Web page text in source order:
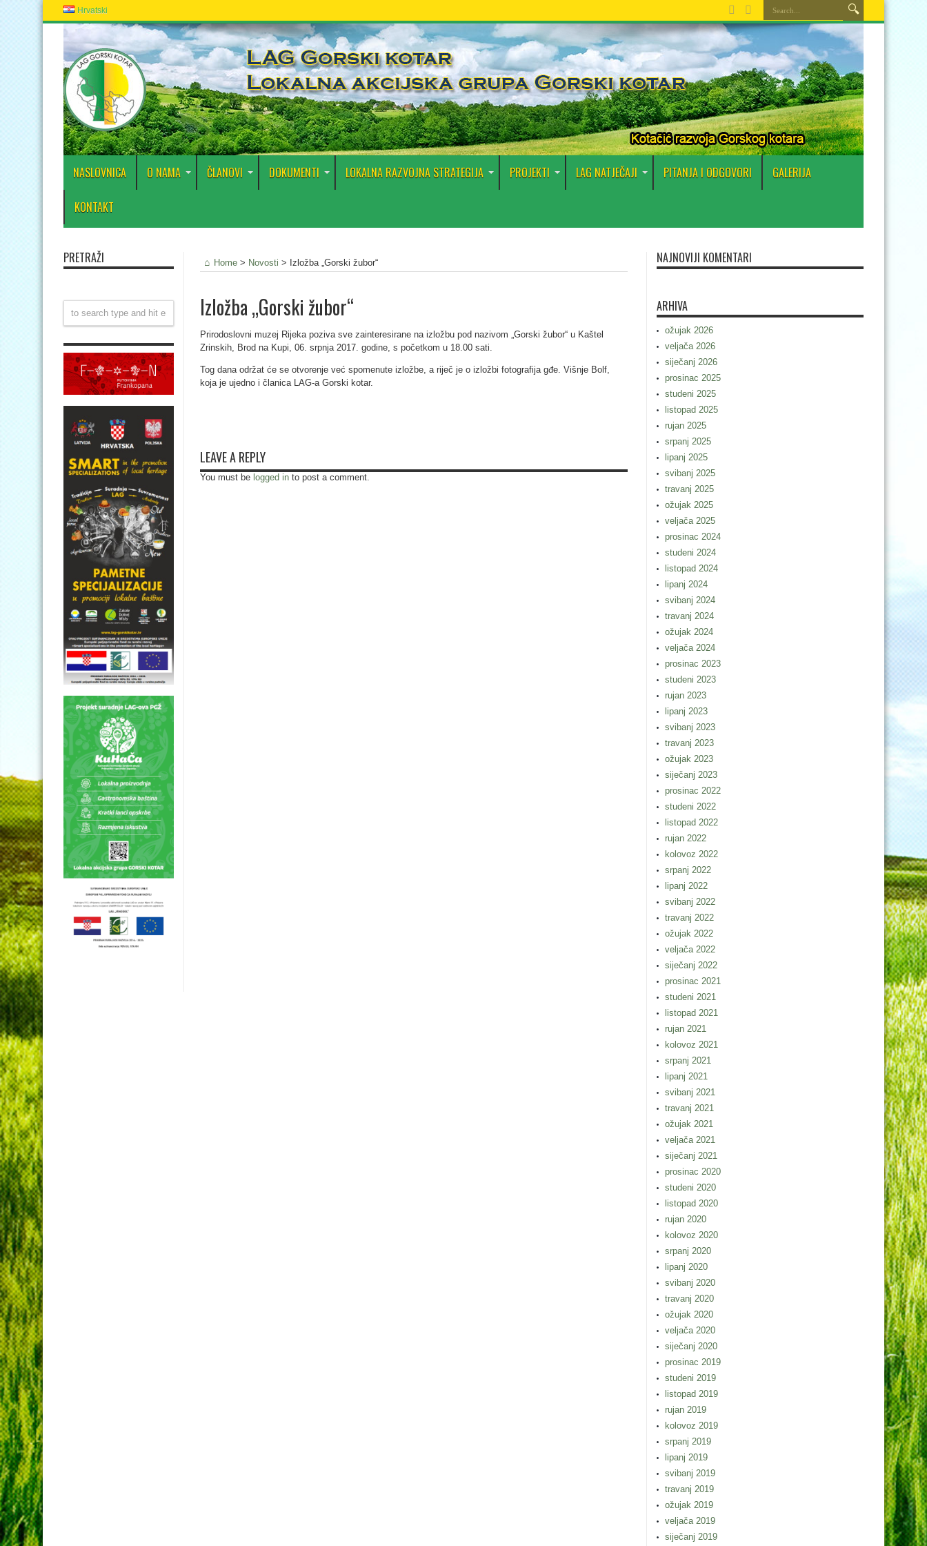
Hrvatski
NASLOVNICA O NAMA ČLANOVI DOKUMENTI LOKALNA RAZVOJNA STRATEGIJA PROJEKTI LAG NATJEČAJI PITANJA I ODGOVORI GALERIJA
KONTAKT
Home > Novosti > Izložba „Gorski žubor“
Izložba „Gorski žubor“
Prirodoslovni muzej Rijeka poziva sve zainteresirane na izložbu pod nazivom „Gorski žubor“ u Kaštel
Zrinskih, Brod na Kupi, 06. srpnja 2017. godine, s početkom u 18.00 sati.
Tog dana održat će se otvorenje već spomenute izložbe, a riječ je o izložbi fotografija gđe. Višnje Bolf,
koja je ujedno i članica LAG-a Gorski kotar.
LEAVE A REPLY
You must be logged in to post a comment.
PRETRAŽI NAJNOVIJI KOMENTARI
ARHIVA
ožujak 2026
veljača 2026
siječanj 2026
prosinac 2025
studeni 2025
listopad 2025
rujan 2025
srpanj 2025
lipanj 2025
svibanj 2025
travanj 2025
ožujak 2025
veljača 2025
prosinac 2024
studeni 2024
listopad 2024
lipanj 2024
svibanj 2024
travanj 2024
ožujak 2024
veljača 2024
prosinac 2023
studeni 2023
rujan 2023
lipanj 2023
svibanj 2023
travanj 2023
ožujak 2023
siječanj 2023
prosinac 2022
studeni 2022
listopad 2022
rujan 2022
kolovoz 2022
srpanj 2022
lipanj 2022
svibanj 2022
travanj 2022
ožujak 2022
veljača 2022
siječanj 2022
prosinac 2021
studeni 2021
listopad 2021
rujan 2021
kolovoz 2021
srpanj 2021
lipanj 2021
svibanj 2021
travanj 2021
ožujak 2021
veljača 2021
siječanj 2021
prosinac 2020
studeni 2020
listopad 2020
rujan 2020
kolovoz 2020
srpanj 2020
lipanj 2020
svibanj 2020
travanj 2020
ožujak 2020
veljača 2020
siječanj 2020
prosinac 2019
studeni 2019
listopad 2019
rujan 2019
kolovoz 2019
srpanj 2019
lipanj 2019
svibanj 2019
travanj 2019
ožujak 2019
veljača 2019
siječanj 2019